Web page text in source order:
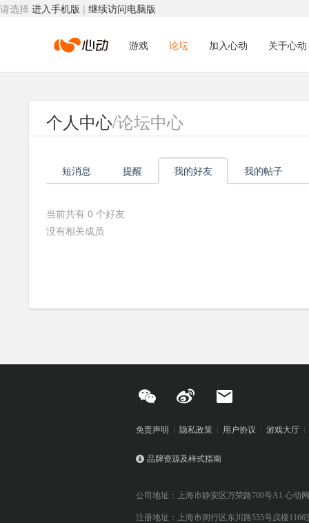
请选择 进入手机版 | 继续访问电脑版
心
动
络
游戏 论坛 加入心动 关于心动
个人中心/论坛中心
短消息 提醒 我的好友 我的帖子
当前共有 0 个好友
没有相关成员
免责声明 隐私政策 用户协议 游戏大厅
品牌资源及样式指南
公司地址：上海市静安区万荣路700号A1 心动
注册地址：上海市闵行区东川路555号戊楼1166